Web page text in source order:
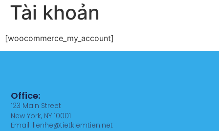
Tài khoản
[woocommerce_my_account]
Office:
123 Main Street
New York, NY 10001
Email: lienhe@tietkiemtien.net